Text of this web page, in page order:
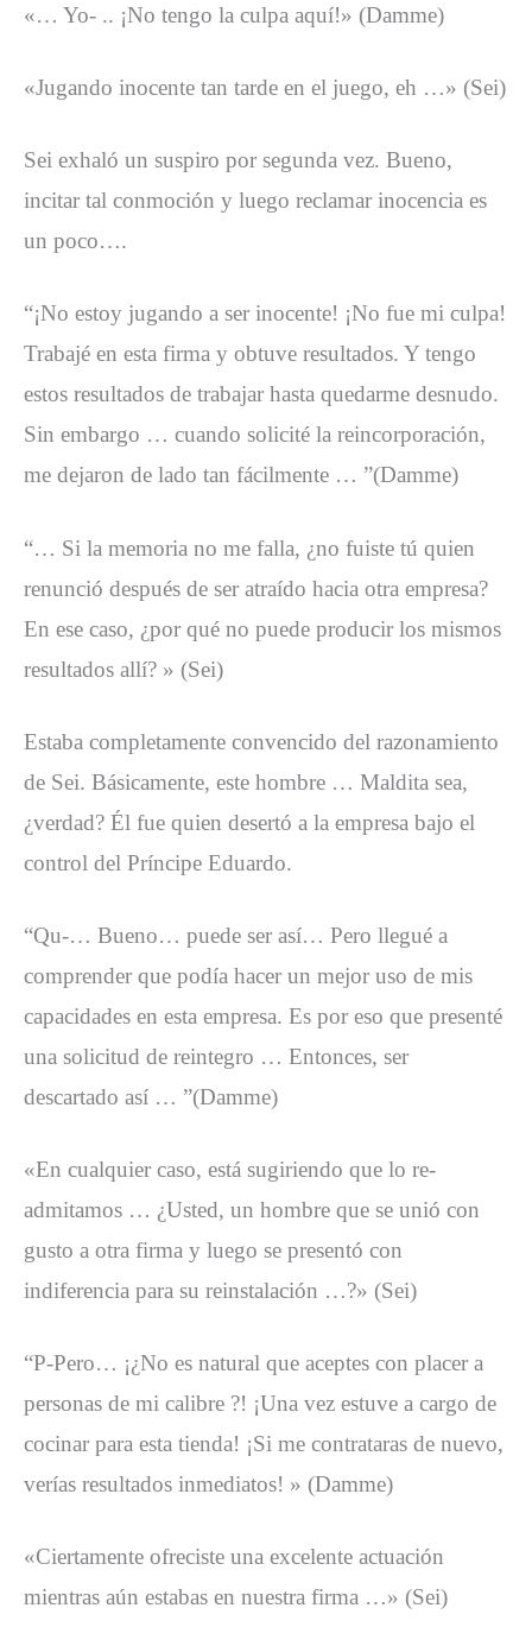
«… Yo- .. ¡No tengo la culpa aquí!» (Damme)
«Jugando inocente tan tarde en el juego, eh …» (Sei)
Sei exhaló un suspiro por segunda vez. Bueno,
incitar tal conmoción y luego reclamar inocencia es
un poco….
“¡No estoy jugando a ser inocente! ¡No fue mi culpa!
Trabajé en esta firma y obtuve resultados. Y tengo
estos resultados de trabajar hasta quedarme desnudo.
Sin embargo … cuando solicité la reincorporación,
me dejaron de lado tan fácilmente … ”(Damme)
“… Si la memoria no me falla, ¿no fuiste tú quien
renunció después de ser atraído hacia otra empresa?
En ese caso, ¿por qué no puede producir los mismos
resultados allí? » (Sei)
Estaba completamente convencido del razonamiento
de Sei. Básicamente, este hombre … Maldita sea,
¿verdad? Él fue quien desertó a la empresa bajo el
control del Príncipe Eduardo.
“Qu-… Bueno… puede ser así… Pero llegué a
comprender que podía hacer un mejor uso de mis
capacidades en esta empresa. Es por eso que presenté
una solicitud de reintegro … Entonces, ser
descartado así … ”(Damme)
«En cualquier caso, está sugiriendo que lo re-
admitamos … ¿Usted, un hombre que se unió con
gusto a otra firma y luego se presentó con
indiferencia para su reinstalación …?» (Sei)
“P-Pero… ¡¿No es natural que aceptes con placer a
personas de mi calibre ?! ¡Una vez estuve a cargo de
cocinar para esta tienda! ¡Si me contrataras de nuevo,
verías resultados inmediatos! » (Damme)
«Ciertamente ofreciste una excelente actuación
mientras aún estabas en nuestra firma …» (Sei)